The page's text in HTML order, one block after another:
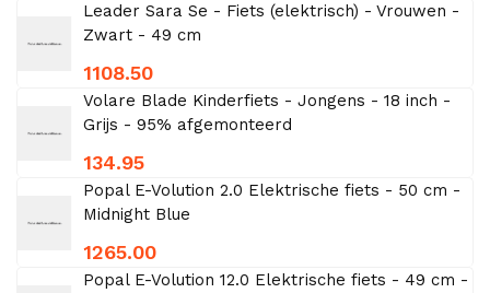
Leader Sara Se - Fiets (elektrisch) - Vrouwen -
Zwart - 49 cm
1108.50
Volare Blade Kinderfiets - Jongens - 18 inch -
Grijs - 95% afgemonteerd
134.95
Popal E-Volution 2.0 Elektrische fiets - 50 cm -
Midnight Blue
1265.00
Popal E-Volution 12.0 Elektrische fiets - 49 cm -